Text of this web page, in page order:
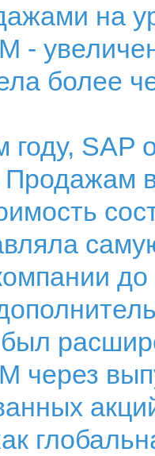
на
-
более
году, SAP
Продажам
через